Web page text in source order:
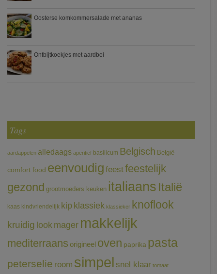
Oosterse komkommersalade met ananas
Ontbijtkoekjes met aardbei
Tags
aardappelen alledaags aperitief basilicum Belgisch België
comfort food eenvoudig feestfeestelijk
gezond grootmoeders keuken italiaans Italië
kaas kindvriendelijk kip klassiek klassieker knoflook
kruidig look mager makkelijk
mediterraans origineel oven paprika pasta
peterselie room simpel snel klaar tomaat